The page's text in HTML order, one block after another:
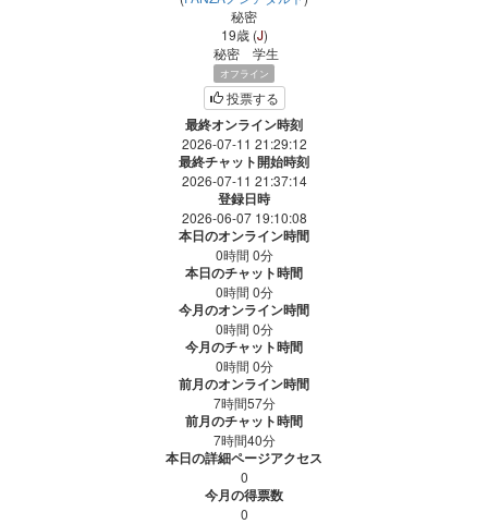
秘密
19歳(J)
秘密
学生
オフライン
投票する
最終オンライン時刻
2026-07-11 21:29:12
最終チャット開始時刻
2026-07-11 21:37:14
登録日時
2026-06-07 19:10:08
本日のオンライン時間
0時間 0分
本日のチャット時間
0時間 0分
今月のオンライン時間
0時間 0分
今月のチャット時間
0時間 0分
前月のオンライン時間
7時間57分
前月のチャット時間
7時間40分
本日の詳細ページアクセス
0
今月の得票数
0